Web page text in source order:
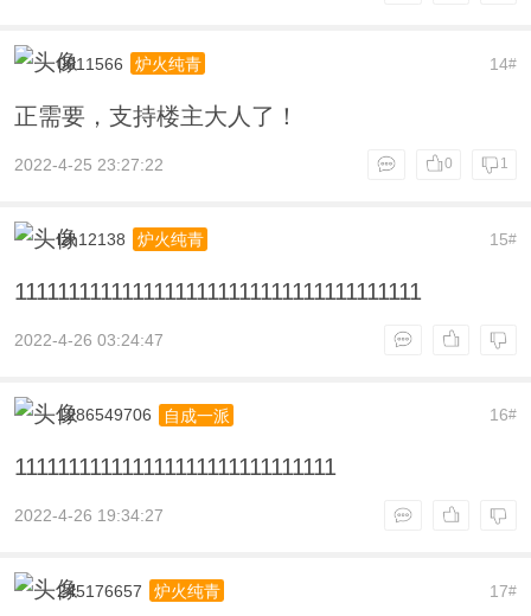
14#
0011566 炉火纯青
正需要，支持楼主大人了！
2022-4-25 23:27:22 1
0
15#
lzh12138 炉火纯青
11111111111111111111111111111111111111
2022-4-26 03:24:47
16#
1286549706 自成一派
111111111111111111111111111111
2022-4-26 19:34:27
17#
245176657 炉火纯青